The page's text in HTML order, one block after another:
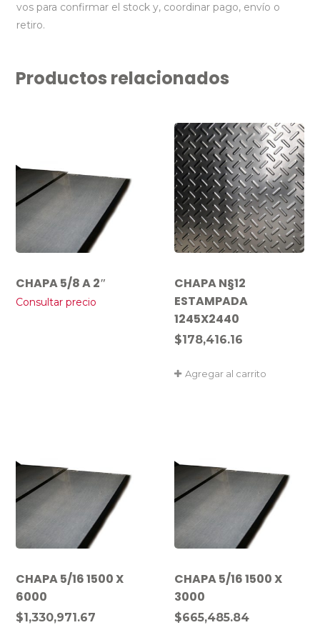
vos para confirmar el stock y, coordinar pago, envío o
retiro.
Productos relacionados
CHAPA 5/8 A 2″
Consultar precio
CHAPA N§12
ESTAMPADA
1245X2440
$178,416.16
Agregar al carrito
CHAPA 5/16 1500 X
6000
$1,330,971.67
CHAPA 5/16 1500 X
3000
$665,485.84